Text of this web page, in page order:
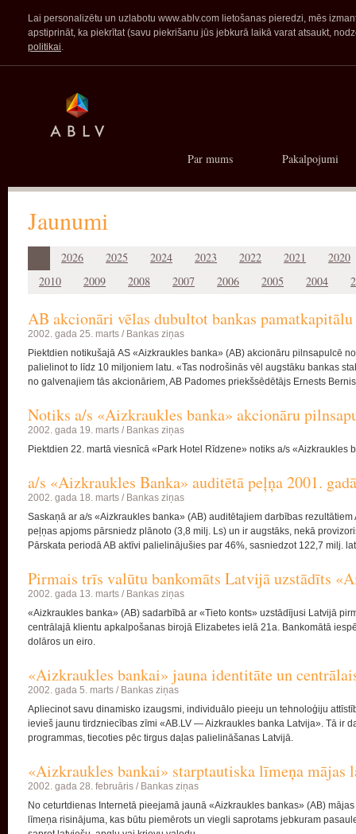
Lai personalizētu un uzlabotu www.ablv.com lietošanas pieredzi, mēs
apstiprināt, ka piekrītat (savu piekrišanu jūs jebkurā laikā varat atsaukt,
politikai.
Par mums Pakalpojumi
Jaunumi
2026 2025 2024 2023 2022 2021
2020
2010
2009 2008 2007 2006 2005 2004
AB akcionāri vēlas dubultot bankas pamatkapitālu
2002. gada 25. marts / Bankas ziņas
Piektdien notikušajā AS «Aizkraukles banka» (AB) akcionāru pilnsapulcē
palielinot to līdz 10 miljoniem latu. «Tas nodrošinās vēl augstāku bankas
no galvenajiem tās akcionāriem, AB Padomes priekšsēdētājs Ernests
Notiks a/s «Aizkraukles banka» akcionāru
2002. gada 19. marts / Bankas ziņas
Piektdien 22. martā viesnīcā «Park Hotel Rīdzene» notiks a/s «Aizkraukles
a/s «Aizkraukles Banka» auditētā peļņa 2001.
2002. gada 18. marts / Bankas ziņas
Saskaņā ar a/s «Aizkraukles banka» (AB) auditētajiem darbības
peļņas apjoms pārsniedz plānoto (3,8 milj. Ls) un ir augstāks, nekā
Pārskata periodā AB aktīvi palielinājušies par 46%, sasniedzot 122,7 milj.
Pirmais trīs valūtu bankomāts Latvijā uzstādīts
2002. gada 13. marts / Bankas ziņas
«Aizkraukles banka» (AB) sadarbībā ar «Tieto konts» uzstādījusi Latvijā
centrālajā klientu apkalpošanas birojā Elizabetes ielā 21a. Bankomātā
dolāros un eiro.
«Aizkraukles bankai» jauna identitāte un
2002. gada 5. marts / Bankas ziņas
Apliecinot savu dinamisko izaugsmi, individuālo pieeju un tehnoloģiju
ievieš jaunu tirdzniecības zīmi «AB.LV — Aizkraukles banka Latvija». Tā ir
programmas, tiecoties pēc tirgus daļas palielināšanas Latvijā.
«Aizkraukles bankai» starptautiska līmeņa mājas
2002. gada 28. februāris / Bankas ziņas
No ceturtdienas Internetā pieejamā jaunā «Aizkraukles bankas» (AB)
līmeņa risinājuma, kas būtu piemērots un viegli saprotams jebkuram